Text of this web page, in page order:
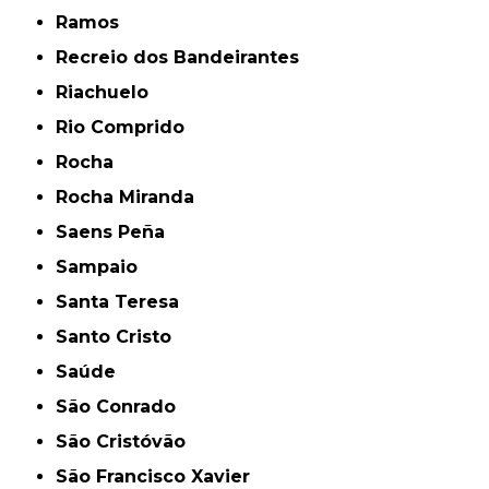
Ramos
Recreio dos Bandeirantes
Riachuelo
Rio Comprido
Rocha
Rocha Miranda
Saens Peña
Sampaio
Santa Teresa
Santo Cristo
Saúde
São Conrado
São Cristóvão
São Francisco Xavier